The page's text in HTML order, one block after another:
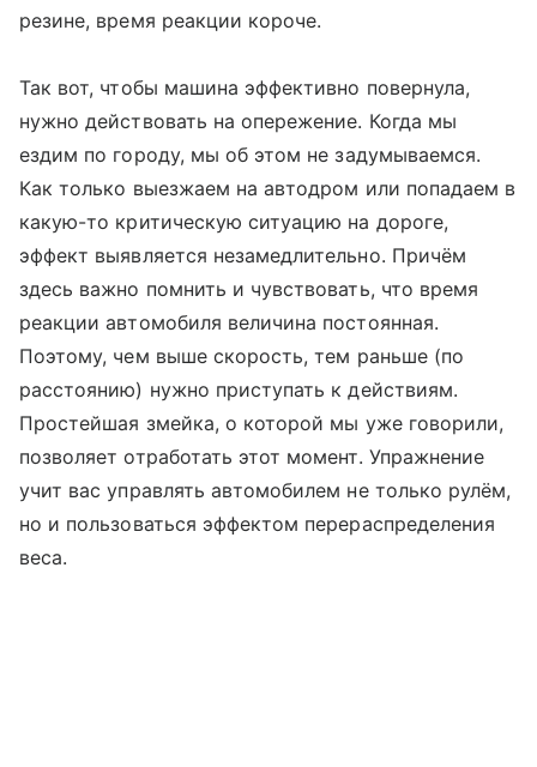
резине, время реакции короче.
Так вот, чтобы машина эффективно повернула,
нужно действовать на опережение. Когда мы
ездим по городу, мы об этом не задумываемся.
Как только выезжаем на автодром или попадаем в
какую-то критическую ситуацию на дороге,
эффект выявляется незамедлительно. Причём
здесь важно помнить и чувствовать, что время
реакции автомобиля величина постоянная.
Поэтому, чем выше скорость, тем раньше (по
расстоянию) нужно приступать к действиям.
Простейшая змейка, о которой мы уже говорили,
позволяет отработать этот момент. Упражнение
учит вас управлять автомобилем не только рулём,
но и пользоваться эффектом перераспределения
веса.